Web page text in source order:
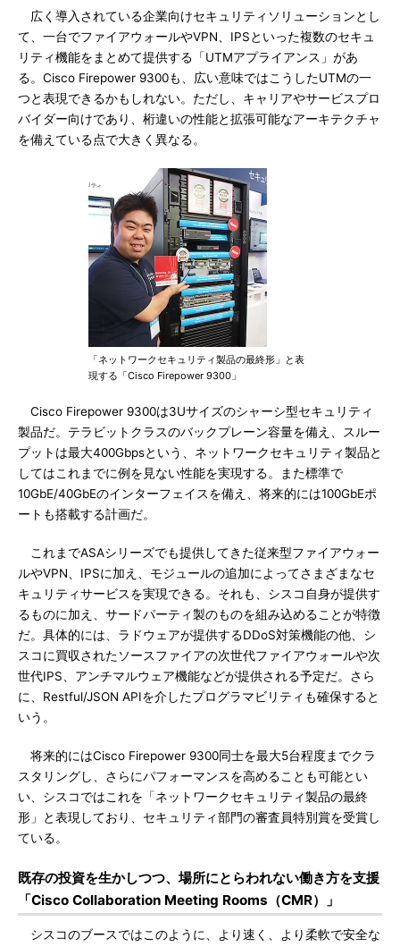
広く導入されている企業向けセキュリティソリューションとし
て、一台でファイアウォールやVPN、IPSといった複数のセキュ
リティ機能をまとめて提供する「UTMアプライアンス」があ
る。Cisco Firepower 9300も、広い意味ではこうしたUTMの一
つと表現できるかもしれない。ただし、キャリアやサービスプロ
バイダー向けであり、桁違いの性能と拡張可能なアーキテクチャ
を備えている点で大きく異なる。
「ネットワークセキュリティ製品の最終形」と表
現する「Cisco Firepower 9300」
Cisco Firepower 9300は3Uサイズのシャーシ型セキュリティ
製品だ。テラビットクラスのバックプレーン容量を備え、スルー
プットは最大400Gbpsという、ネットワークセキュリティ製品と
してはこれまでに例を見ない性能を実現する。また標準で
10GbE/40GbEのインターフェイスを備え、将来的には100GbEポ
ートも搭載する計画だ。
これまでASAシリーズでも提供してきた従来型ファイアウォー
ルやVPN、IPSに加え、モジュールの追加によってさまざまなセ
キュリティサービスを実現できる。それも、シスコ自身が提供す
るものに加え、サードパーティ製のものを組み込めることが特徴
だ。具体的には、ラドウェアが提供するDDoS対策機能の他、シ
スコに買収されたソースファイアの次世代ファイアウォールや次
世代IPS、アンチマルウェア機能などが提供される予定だ。さら
に、Restful/JSON APIを介したプログラマビリティも確保すると
いう。
将来的にはCisco Firepower 9300同士を最大5台程度までクラ
スタリングし、さらにパフォーマンスを高めることも可能とい
い、シスコではこれを「ネットワークセキュリティ製品の最終
形」と表現しており、セキュリティ部門の審査員特別賞を受賞し
ている。
既存の投資を生かしつつ、場所にとらわれない働き方を支援
「Cisco Collaboration Meeting Rooms（CMR）」
シスコのブースではこのように、より速く、より柔軟で安全な